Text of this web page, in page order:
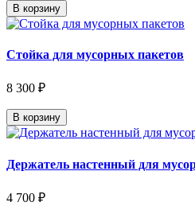
В корзину
Стойка для мусорных пакетов
8 300 ₽
В корзину
Держатель настенный для
4 700 ₽